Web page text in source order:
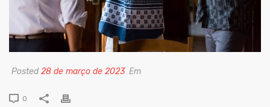
Posted28 de março de 2023 Em
0